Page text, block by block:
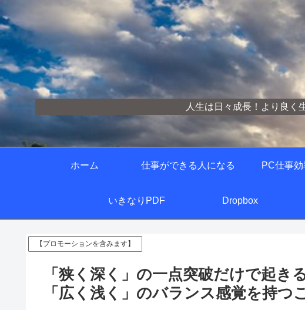
人生は日々成長！より良く
ホーム 仕事ができる人になる PC仕事
いきなりPDF Dropbox
【プロモーションを含みます】
「狭く深く」の一点突破だけで起き
「広く浅く」のバランス感覚を持つ